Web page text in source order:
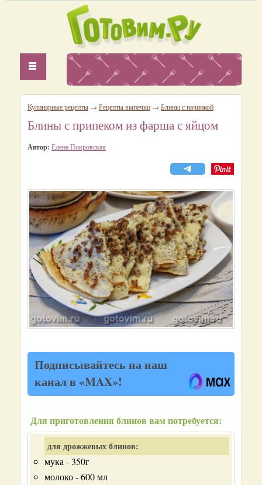
Кулинарные рецепты → Рецепты выпечки → Блины с начинкой
Блины с припеком из фарша с яйцом
Автор: Елена Покровская
Подписывайтесь на наш
канал в «MAX»!
Для приготовления блинов вам потребуется:
для дрожжевых блинов:
мука - 350г
молоко - 600 мл